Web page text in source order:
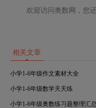
欢迎访问奥数网，您
相关文章
小学1-6年级作文素材大全
小学1-6年级数学天天练
小学1-6年级奥数练习题整理汇总